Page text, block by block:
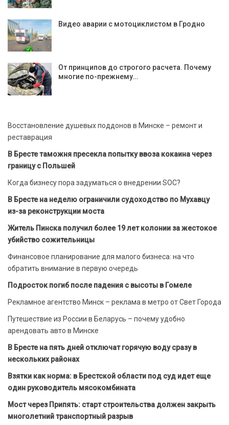
Видео аварии с мотоциклистом в Гродно
От принципов до строгого расчета. Почему
многие по-прежнему…
Восстановление душевых поддонов в Минске – ремонт и
реставрация
В Бресте таможня пресекла попытку ввоза кокаина через
границу с Польшей
Когда бизнесу пора задуматься о внедрении SOC?
В Бресте на неделю ограничили судоходство по Мухавцу
из-за реконструкции моста
Житель Пинска получил более 19 лет колонии за жестокое
убийство сожительницы
Финансовое планирование для малого бизнеса: на что
обратить внимание в первую очередь
Подросток погиб после падения с высоты в Гомеле
Рекламное агентство Минск – реклама в метро от Свет Города
Путешествие из России в Беларусь – почему удобно
арендовать авто в Минске
В Бресте на пять дней отключат горячую воду сразу в
нескольких районах
Взятки как норма: в Брестской области под суд идет еще
один руководитель мясокомбината
Мост через Припять: старт строительства должен закрыть
многолетний транспортный разрыв